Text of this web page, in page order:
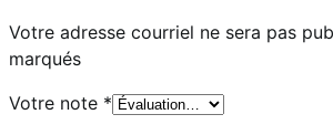
Votre adresse courriel ne sera pas
marqués
Votre note *